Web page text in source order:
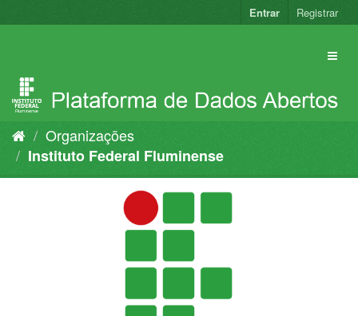
para
Entrar Registrar
Organizações
Instituto Federal Fluminense